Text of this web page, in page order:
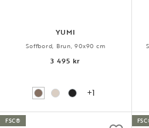
YUMI
Soffbord, Brun, 90x90 cm
3 495 kr
+1
FSC®